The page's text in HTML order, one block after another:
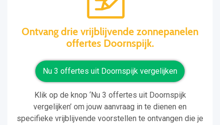
Ontvang drie vrijblijvende zonnepanelen
offertes Doornspijk.
Nu 3 offertes uit Doornspijk vergelijken
Klik op de knop ‘Nu 3 offertes uit Doornspijk
vergelijken’ om jouw aanvraag in te dienen en
specifieke vrijblijvende voorstellen te ontvangen die je